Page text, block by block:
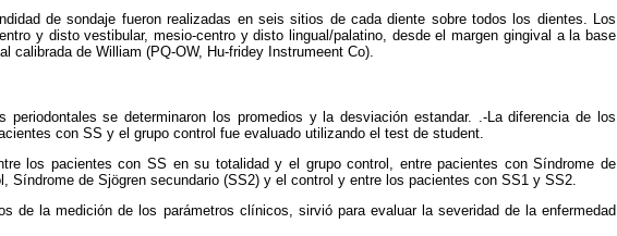
de sondaje fueron realizadas en seis sitios de cada diente sobre todos los dientes. Los
y disto vestibular, mesio-centro y disto lingual/palatino, desde el margen gingival a la base
calibrada de William (PQ-OW, Hu-fridey Instrumeent Co).
periodontales se determinaron los promedios y la desviación estandar. .-La diferencia de los
con SS y el grupo control fue evaluado utilizando el test de student.
los pacientes con SS en su totalidad y el grupo control, entre pacientes con Síndrome de
Síndrome de Sjögren secundario (SS2) y el control y entre los pacientes con SS1 y SS2.
de la medición de los parámetros clínicos, sirvió para evaluar la severidad de la enfermedad